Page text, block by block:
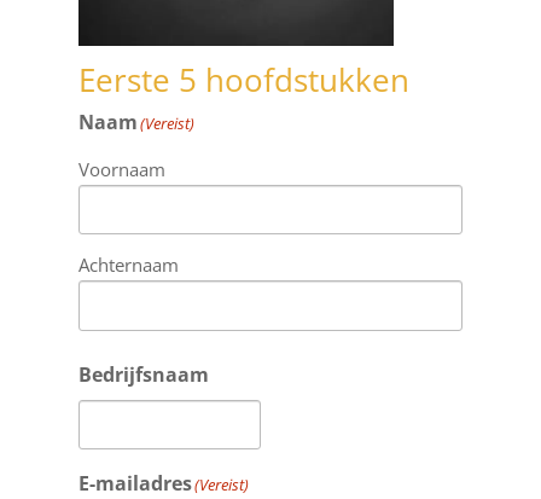
Eerste 5 hoofdstukken
Naam(Vereist)
Voornaam
Achternaam
Bedrijfsnaam
E-mailadres(Vereist)